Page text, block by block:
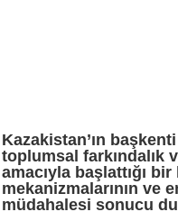
Kazakistan’ın
toplumsal farkındalık
amacıyla başlattığı
mekanizmalarının ve
müdahalesi sonucu